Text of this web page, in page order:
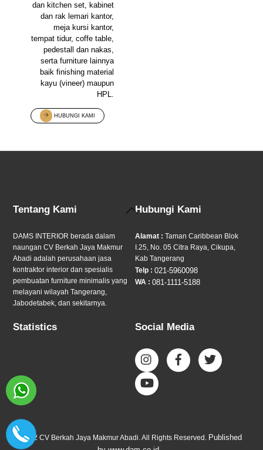
dan kitchen set, kabinet
dan rak lemari kantor,
meja kursi kantor,
tempat tidur, coffe table,
pedestall dan nakas,
serta furniture lainnya
baik finishing material
kayu (vineer) maupun
HPL.
HUBUNGI KAMI
Back
Tentang Kami
DAMS INTERIOR berada dalam
naungan CV Berkah Jaya Makmur
Abadi adalah perusahaan jasa
kontraktor interior dan spesialis
pembuatan furniture minimalis yang
melayani wilayah Tangerang,
Jabodetabek, dan sekitarnya.
Hubungi Kami
Alamat : Taman Caribbean Blok
I.25, No. 05 Citra Raya, Cikupa,
Kab Tangerang
Telp :021-5960098
WA :081-1111-5188
Statistics Social Media
© 2022 CV Berkah Jaya Makmur Abadi. All Rights Reserved.
Published